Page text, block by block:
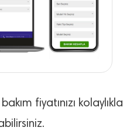
fiyatınızı kolaylıkla